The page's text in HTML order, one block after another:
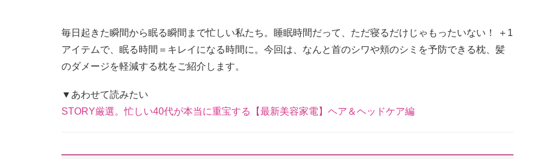
毎日起きた瞬間から眠る瞬間まで忙しい私たち。睡眠時間だって、ただ寝るだけじゃもったいない！ ＋1
アイテムで、眠る時間＝キレイになる時間に。今回は、なんと首のシワや頬のシミを予防できる枕、髪
のダメージを軽減する枕をご紹介します。
▼あわせて読みたい
STORY厳選。忙しい40代が本当に重宝する【最新美容家電】ヘア＆ヘッドケア編